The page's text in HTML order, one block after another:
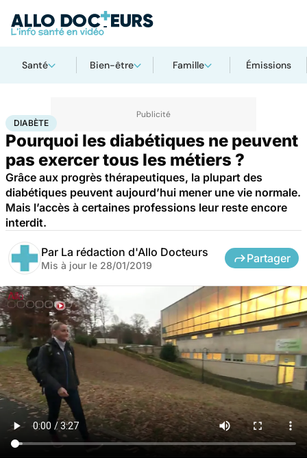
Santé Bien-être Famille Émissions
AccueilSanté
DIABÈTE
Pourquoi les diabétiques ne peuvent
pas exercer tous les métiers ?
Grâce aux progrès thérapeutiques, la plupart des
diabétiques peuvent aujourd’hui mener une vie normale.
Mais l’accès à certaines professions leur reste encore
interdit.
Par La rédaction d'Allo Docteurs
Mis à jour le 28/01/2019
Partager